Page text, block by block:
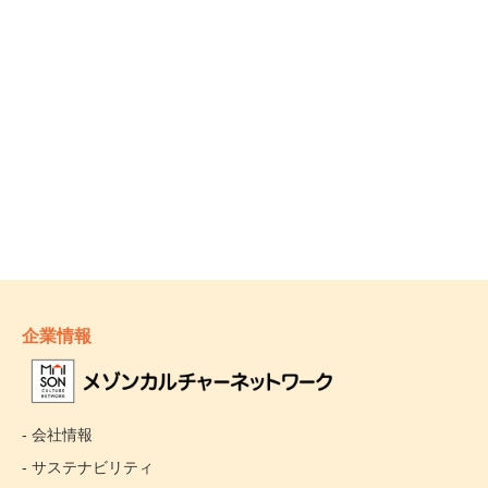
企業情報
- 会社情報
- サステナビリティ